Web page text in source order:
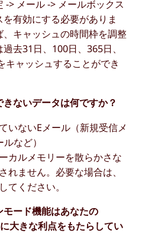
-> メール -> メールボックス
有効にする必要がありま
キャッシュの時間枠を調整
去31日、100日、365日、
キャッシュすることができ
ないデータは何ですか？
いないEメール（新規受信メ
など）
カルメモリーを散らかさな
れません。必要な場合は、
てください。
ード機能はあなたの
大きな利点をもたらしてい